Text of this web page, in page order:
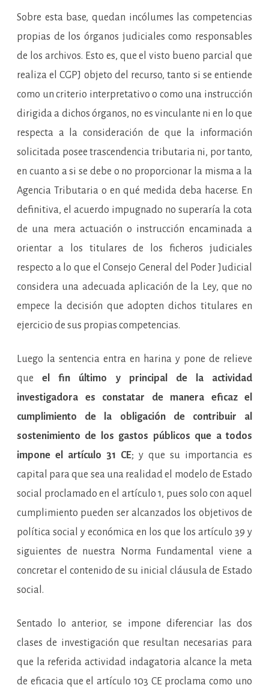
Sobre esta base, quedan incólumes las competencias
propias de los órganos judiciales como responsables
de los archivos. Esto es, que el visto bueno parcial que
realiza el CGPJ objeto del recurso, tanto si se entiende
como un criterio interpretativo o como una instrucción
dirigida a dichos órganos, no es vinculante ni en lo que
respecta a la consideración de que la información
solicitada posee trascendencia tributaria ni, por tanto,
en cuanto a si se debe o no proporcionar la misma a la
Agencia Tributaria o en qué medida deba hacerse. En
definitiva, el acuerdo impugnado no superaría la cota
de una mera actuación o instrucción encaminada a
orientar a los titulares de los ficheros judiciales
respecto a lo que el Consejo General del Poder Judicial
considera una adecuada aplicación de la Ley, que no
empece la decisión que adopten dichos titulares en
ejercicio de sus propias competencias.
Luego la sentencia entra en harina y pone de relieve
queel fin último y principal de la actividad
investigadora es constatar de manera eficaz el
cumplimiento de la obligación de contribuir al
sostenimiento de los gastos públicos que a todos
impone el artículo 31 CE; y que su importancia es
capital para que sea una realidad el modelo de Estado
social proclamado en el artículo 1, pues solo con aquel
cumplimiento pueden ser alcanzados los objetivos de
política social y económica en los que los artículo 39 y
siguientes de nuestra Norma Fundamental viene a
concretar el contenido de su inicial cláusula de Estado
social.
Sentado lo anterior, se impone diferenciar las dos
clases de investigación que resultan necesarias para
que la referida actividad indagatoria alcance la meta
de eficacia que el artículo 103 CE proclama como uno